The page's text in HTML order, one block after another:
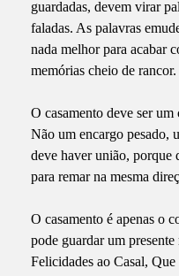
guardadas, devem virar
faladas. As palavras
nada melhor para acabar
memórias cheio de rancor.
O casamento deve ser
Não um encargo pesado,
deve haver união, porque
para remar na mesma
O casamento é apenas o
pode guardar um
Felicidades ao Casal,